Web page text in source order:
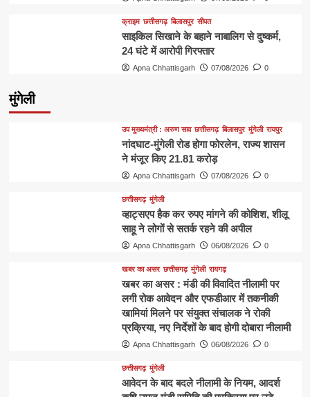
क्राइम छत्तीसगढ़ बिलासपुर सीपत
साइकिल सिखाने के बहाने नाबालिग से दुष्कर्म,
24 घंटे में आरोपी गिरफ्तार
Apna Chhattisgarh 07/08/2026 0
मुंगेली
उप मुख्यमंत्री : अरुण साव छत्तीसगढ़ बिलासपुर मुंगेली रायपुर
नांदघाट-मुंगेली रोड होगा फोरलेन, राज्य शासन
ने मंजूर किए 21.81 करोड़
Apna Chhattisgarh 07/08/2026 0
छत्तीसगढ़ मुंगेली
व्हाट्सएप हैक कर रुपए मांगने की कोशिश, शीलू
साहू ने लोगों से सतर्क रहने की अपील
Apna Chhattisgarh 06/08/2026 0
खबर का असर छत्तीसगढ़ मुंगेली रायगढ़
खबर का असर : मंडी की विवादित नीलामी पर
लगी रोक आवेदन और एफडीआर में तकनीकी
खामियां मिलने पर संयुक्त संचालक ने रोकी
प्रक्रिया, नए निर्देशों के बाद होगी दोबारा नीलामी
Apna Chhattisgarh 06/08/2026 0
छत्तीसगढ़ मुंगेली
आवेदन के बाद बदले नीलामी के नियम, आदर्श